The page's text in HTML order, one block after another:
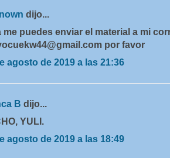
dijo...
me puedes enviar el material a mi
por favor
agosto de 2019 a las 21:36
B dijo...
YULI.
agosto de 2019 a las 18:49